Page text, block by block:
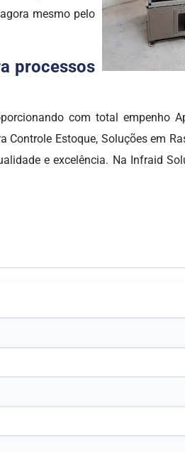
mesmo pelo
processos
com total empenho
Controle Estoque, Soluções em
e excelência. Na Infraid